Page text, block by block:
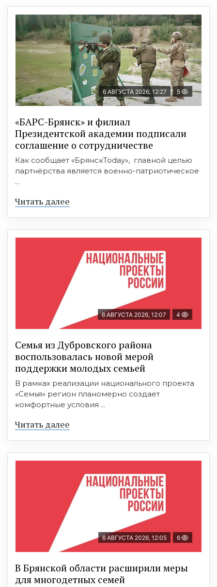
6 АВГУСТА 2026, 12:27 5
«БАРС-Брянск» и филиал
Президентской академии подписали
соглашение о сотрудничестве
Как сообщает «БрянскToday», главной целью
партнёрства является военно-патриотическое
...
Читать далее
6 АВГУСТА 2026, 12:07 4
Семья из Дубровского района
воспользовалась новой мерой
поддержки молодых семьей
В рамках реализации национального проекта
«Семья» регион планомерно создает
комфортные условия ...
Читать далее
6 АВГУСТА 2026, 12:05 6
В Брянской области расширили меры
для многодетных семей